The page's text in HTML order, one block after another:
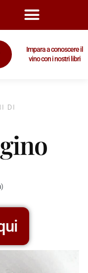
Impara a conoscere il
vino con i nostri libri
DI